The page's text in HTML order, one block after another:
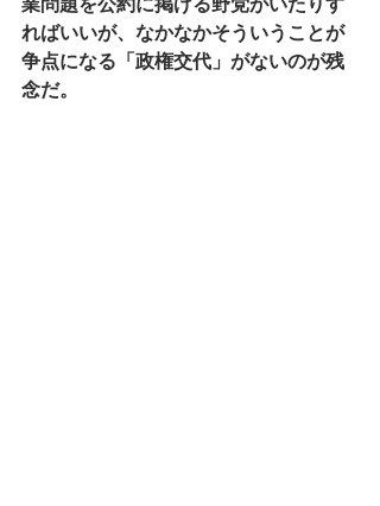
業問題を公約に掲げる野党がいたりす
ればいいが、なかなかそういうことが
争点になる「政権交代」がないのが残
念だ。